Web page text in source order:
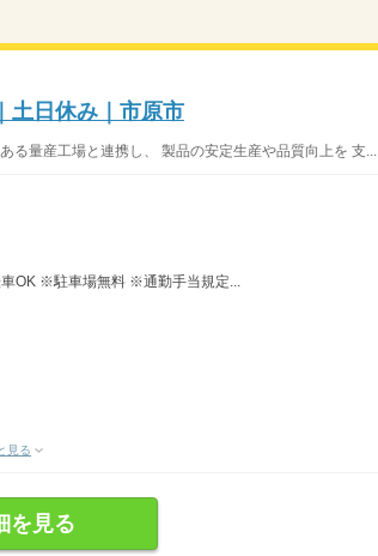
土日休み｜市原市
る量産工場と連携し、 製品の安定生産や品質向上を 支...
OK ※駐車場無料 ※通勤手当規定...
見る
を見る